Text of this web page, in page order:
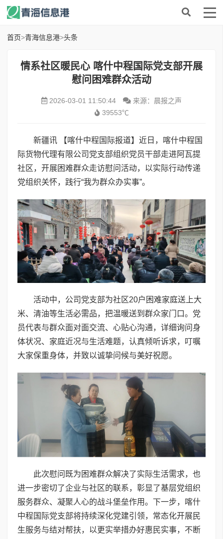
首页>青海信息港>头条
情系社区暖民心 喀什中程国际党支部开展
慰问困难群众活动
2026-03-01 11:50:44
来源：晨报之声
39553℃
新疆讯 【喀什中程国际报道】近日，喀什中程国
际货物代理有限公司党支部组织党员干部走进阿瓦提
社区，开展困难群众走访慰问活动，以实际行动传递
党组织关怀，践行“我为群众办实事”。
活动中，公司党支部为社区20户困难家庭送上大
米、清油等生活必需品，把温暖送到群众家门口。党
员代表与群众面对面交流、心贴心沟通，详细询问身
体状况、家庭近况与生活难题，认真倾听诉求，叮嘱
大家保重身体，并致以诚挚问候与美好祝愿。
此次慰问既为困难群众解决了实际生活需求，也
进一步密切了企业与社区的联系，彰显了基层党组织
服务群众、凝聚人心的战斗堡垒作用。下一步，喀什
中程国际党支部将持续深化党建引领，常态化开展民
生服务与结对帮扶，以更实举措办好惠民实事，不断